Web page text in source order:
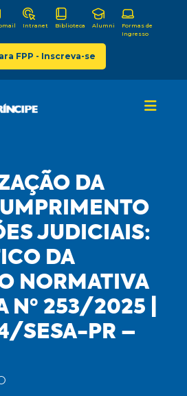
Intranet Biblioteca Alumni
Formas de
Ingresso
FPP - Inscreva-se
DA
JUDICIAIS:
DA
NORMATIVA
Nº 253/2025 |
SESA-PR –